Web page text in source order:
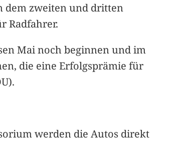
dem zweiten und dritten
Radfahrer.
Mai noch beginnen und im
die eine Erfolgsprämie für
werden die Autos direkt